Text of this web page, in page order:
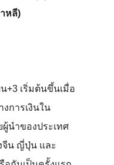
หลี)
+3 เริ่มต้นขึ้นเมื่อ
การเงินใน
นำของประเทศ
จีน ญี่ปุ่น และ